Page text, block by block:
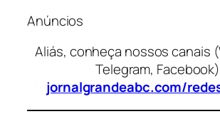
Anúncios
Aliás, conheça nossos canais
Telegram,
jornalgrandeabc.com/